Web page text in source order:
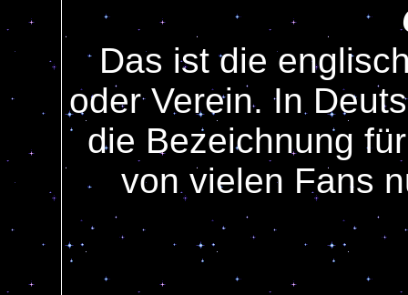
Das ist die
oder Verein. In
die Bezeichnung
von vielen Fans